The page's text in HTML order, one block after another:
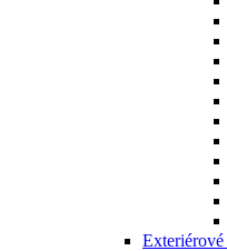
Exteriérové